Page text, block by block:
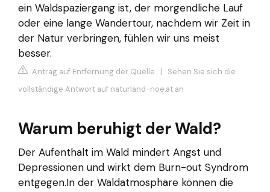
ein Waldspaziergang ist, der morgendliche Lauf
oder eine lange Wandertour, nachdem wir Zeit in
der Natur verbringen, fühlen wir uns meist
besser.
Antrag auf Entfernung der Quelle | Sehen Sie sich die
vollständige Antwort auf naturland-noe.at an
Warum beruhigt der Wald?
Der Aufenthalt im Wald mindert Angst und
Depressionen und wirkt dem Burn-out Syndrom
entgegen.In der Waldatmosphäre können die